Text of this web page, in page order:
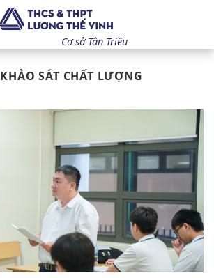
Cơ sở Tân Triều
KHẢO SÁT CHẤT LƯỢNG